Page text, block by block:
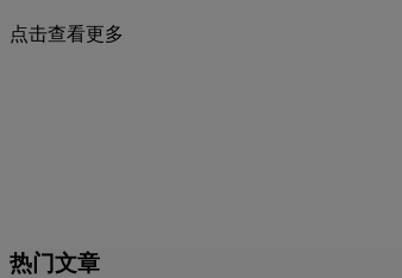
点击查看更多
热门文章